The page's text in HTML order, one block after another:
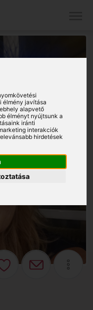
élmény javítása
alapvető
élményt nyújtsunk a
iránti
interakciók
hirdetések